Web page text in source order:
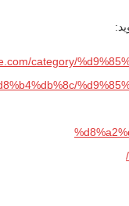
category/